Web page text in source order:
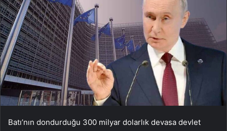
Batı’nın dondurduğu 300 milyar dolarlık devasa devlet